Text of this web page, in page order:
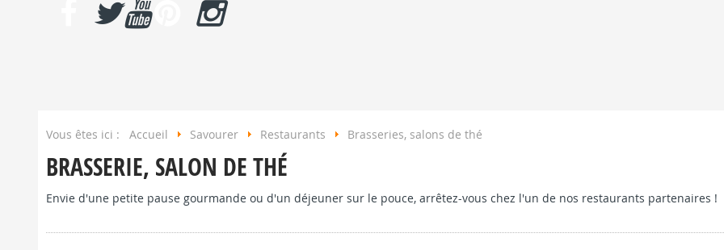
Vous êtes ici : Accueil Savourer Restaurants Brasseries, salons de thé
BRASSERIE, SALON DE THÉ
Envie d'une petite pause gourmande ou d'un déjeuner sur le pouce, arrêtez-vous chez l'un de nos restaurants partenaires !
22 mars
2018
21
janvier 2018